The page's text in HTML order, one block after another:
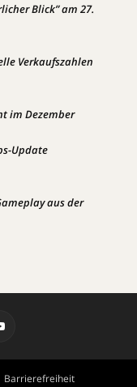
Blick” am 27.
Verkaufszahlen
im Dezember
Update
aus der
Barrierefreiheit